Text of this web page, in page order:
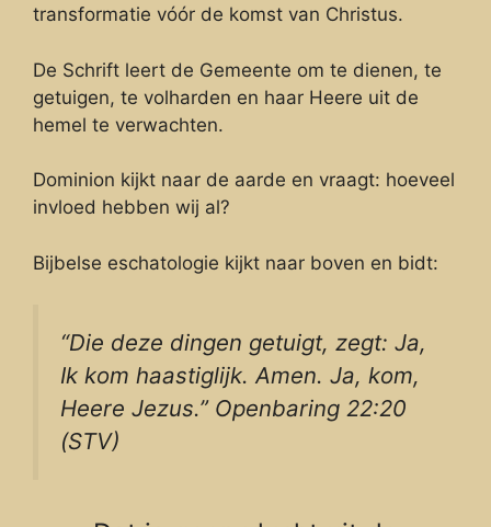
transformatie vóór de komst van Christus.
De Schrift leert de Gemeente om te dienen, te
getuigen, te volharden en haar Heere uit de
hemel te verwachten.
Dominion kijkt naar de aarde en vraagt: hoeveel
invloed hebben wij al?
Bijbelse eschatologie kijkt naar boven en bidt:
“Die deze dingen getuigt, zegt: Ja,
Ik kom haastiglijk. Amen. Ja, kom,
Heere Jezus.” Openbaring 22:20
(STV)